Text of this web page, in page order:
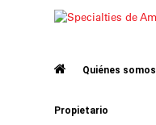
Quiénes somos
Propietario